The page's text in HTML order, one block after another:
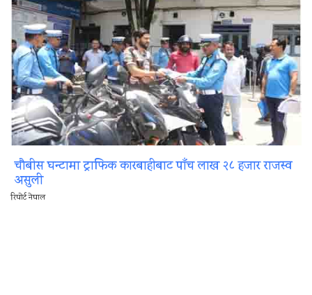
चौबीस घन्टामा ट्राफिक कारबाहीबाट पाँच लाख २८ हजार राजस्व
असुली
रिपोर्ट नेपाल